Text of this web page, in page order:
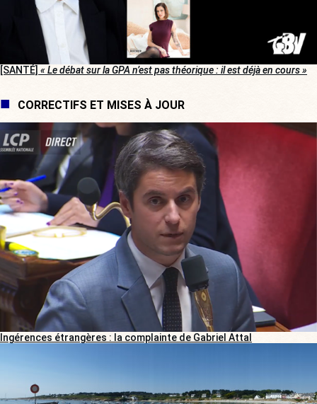
[SANTÉ] « Le débat sur la GPA n’est pas théorique : il est déjà en cours »
CORRECTIFS ET MISES À JOUR
Ingérences étrangères : la complainte de Gabriel Attal